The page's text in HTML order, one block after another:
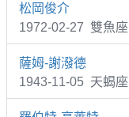
松岡俊介
1972-02-27 雙魚座
薩姆-謝潑德
1943-11-05 天蝎座